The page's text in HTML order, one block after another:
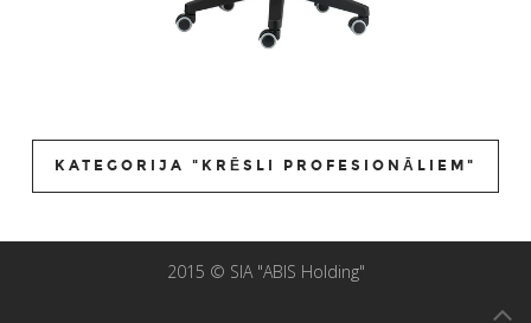
KATEGORIJA "KRĒSLI PROFESIONĀLIEM"
2015 © SIA "ABIS Holding"